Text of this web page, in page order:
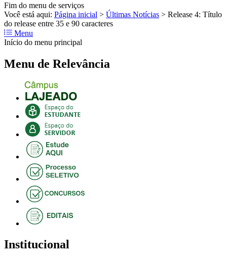
Fim do menu de serviços
Você está aqui: Página inicial > Últimas Notícias > Release 4: Título
do release entre 35 e 90 caracteres
Menu
Início do menu principal
Menu de Relevância
Institucional